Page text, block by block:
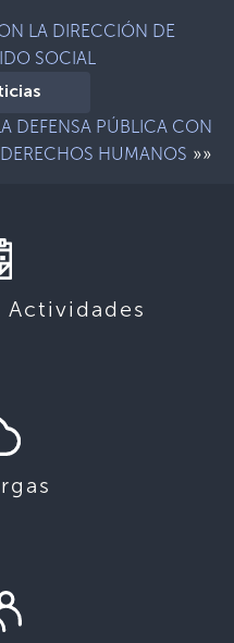
LA DIRECCIÓN DE
SOCIAL
DEFENSA PÚBLICA CON
HUMANOS »»